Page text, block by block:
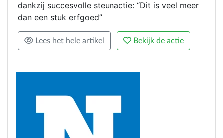
dankzij succesvolle steunactie: “Dit is veel meer
dan een stuk erfgoed”
Lees het hele artikel Bekijk de actie